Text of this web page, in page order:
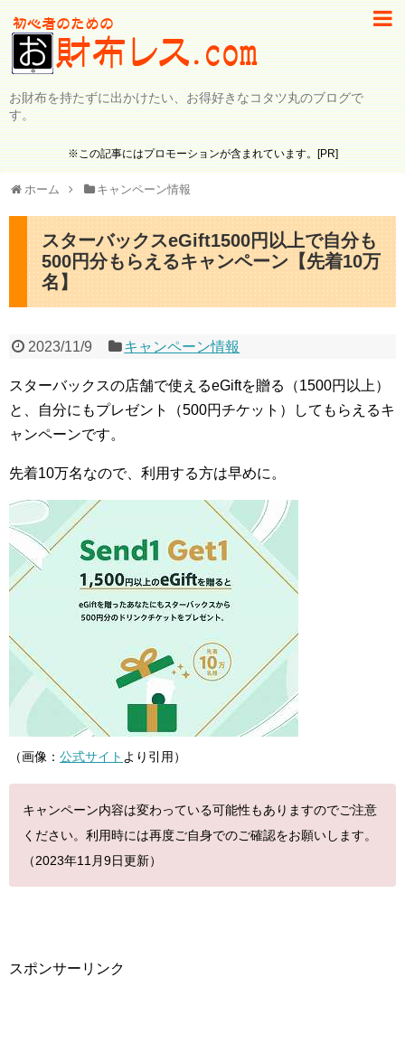
お財布を持たずに出かけたい、お得好きなコタツ丸のブログで
す。
※この記事にはプロモーションが含まれています。[PR]
ホーム キャンペーン情報
スターバックスeGift1500円以上で自分も
500円分もらえるキャンペーン【先着10万
名】
2023/11/9 キャンペーン情報
スターバックスの店舗で使えるeGiftを贈る（1500円以上）
と、自分にもプレゼント（500円チケット）してもらえるキ
ャンペーンです。
先着10万名なので、利用する方は早めに。
（画像： 公式サイト より引用）
キャンペーン内容は変わっている可能性もありますのでご注意
ください。利用時には再度ご自身でのご確認をお願いします。
（2023年11月9日更新）
スポンサーリンク